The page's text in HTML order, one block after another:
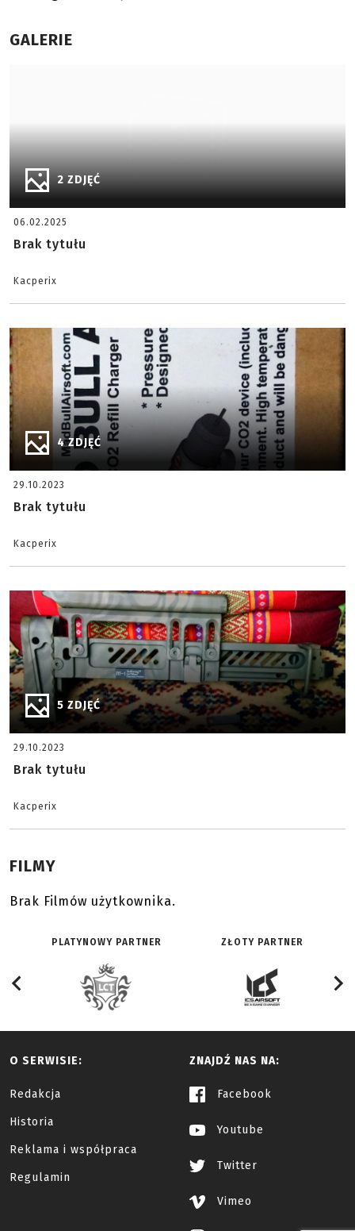
GALERIE
2 ZDJĘĆ
06.02.2025
Brak tytułu
Kacperix
4 ZDJĘĆ
29.10.2023
Brak tytułu
Kacperix
5 ZDJĘĆ
29.10.2023
Brak tytułu
Kacperix
FILMY
Brak Filmów użytkownika.
PLATYNOWY PARTNER ZŁOTY PARTNER
O SERWISIE:
Redakcja
Historia
Reklama i współpraca
Regulamin
ZNAJDŹ NAS NA:
Facebook
Youtube
Twitter
Vimeo